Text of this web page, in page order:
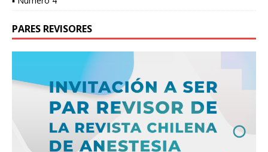
PARES REVISORES